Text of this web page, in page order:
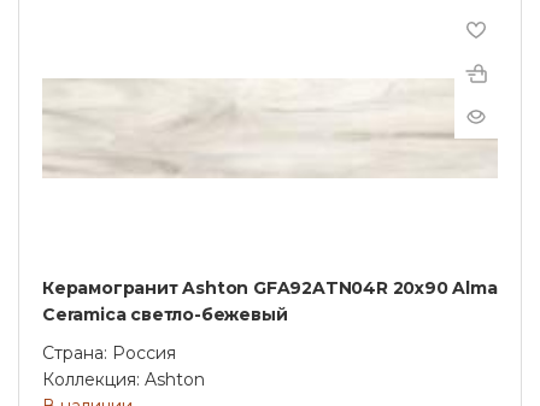
Керамогранит Ashton GFA92ATN04R 20х90 Alma
Ceramica светло-бежевый
Страна: Россия
Коллекция: Ashton